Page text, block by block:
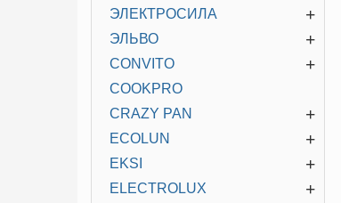
+
ЭЛЕКТРОСИЛА
+
ЭЛЬВО
+
CONVITO
COOKPRO
+
CRAZY PAN
+
ECOLUN
+
EKSI
+
ELECTROLUX